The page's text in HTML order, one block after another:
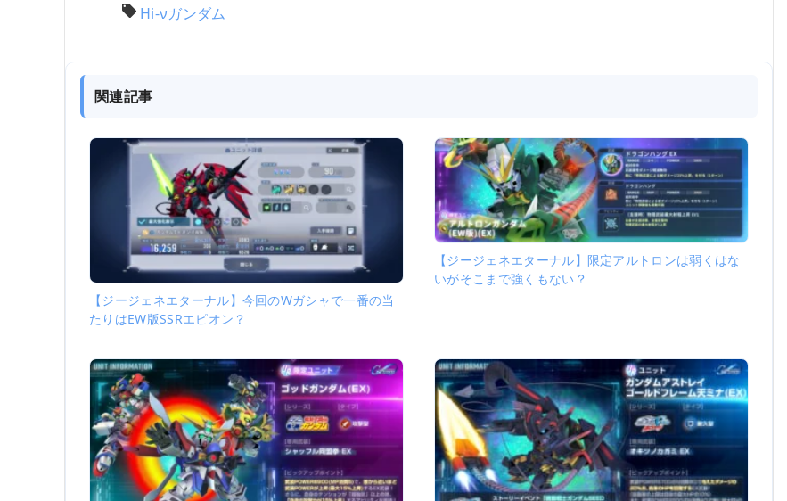
Hi-νガンダム
関連記事
【ジージェネエターナル】今回のWガシャで一番の当
たりはEW版SSRエピオン？
【ジージェネエターナル】限定アルトロンは弱くはな
いがそこまで強くもない？